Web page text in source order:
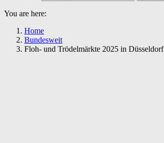
You are here:
Home
Bundesweit
Floh- und Trödelmärkte 2025 in Düsseldorf